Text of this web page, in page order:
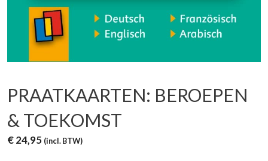
PRAATKAARTEN: BEROEPEN
& TOEKOMST
€24,95 (incl. BTW)